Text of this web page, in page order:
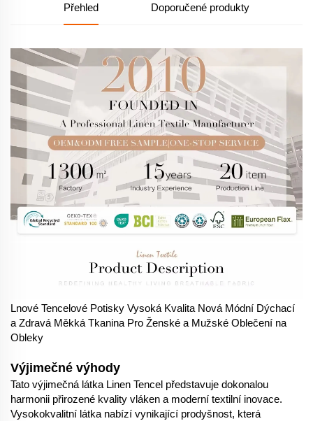
Přehled Doporučené produkty
Lnové Tencelové Potisky Vysoká Kvalita Nová Módní Dýchací
a Zdravá Měkká Tkanina Pro Ženské a Mužské Oblečení na
Obleky
Výjimečné výhody
Tato výjimečná látka Linen Tencel představuje dokonalou
harmonii přirozené kvality vláken a moderní textilní inovace.
Vysokokvalitní látka nabízí vynikající prodyšnost, která